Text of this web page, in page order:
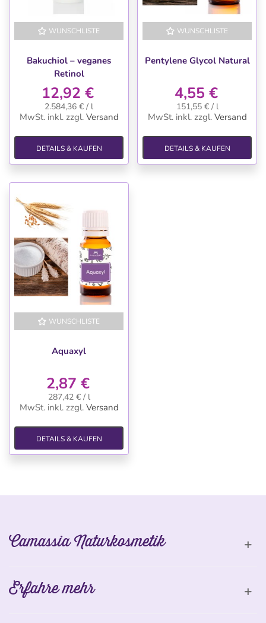
WUNSCHLISTE
Bakuchiol – veganes
Retinol
12,92 €
2.584,36 € / l
MwSt. inkl. zzgl. Versand
DETAILS & KAUFEN
WUNSCHLISTE
Pentylene Glycol Natural
4,55 €
151,55 € / l
MwSt. inkl. zzgl. Versand
DETAILS & KAUFEN
WUNSCHLISTE
Aquaxyl
2,87 €
287,42 € / l
MwSt. inkl. zzgl. Versand
DETAILS & KAUFEN
Camassia Naturkosmetik
Erfahre mehr